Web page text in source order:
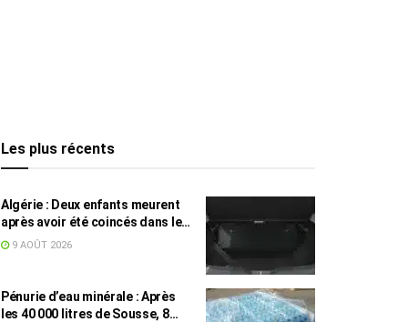
Les plus récents
Algérie : Deux enfants meurent
après avoir été coincés dans le
coffre d’une voiture
9 AOÛT 2026
Pénurie d’eau minérale : Après
les 40 000 litres de Sousse, 8